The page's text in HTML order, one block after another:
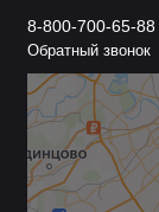
8-800-700-65-88
Обратный звонок